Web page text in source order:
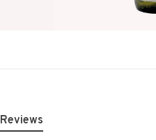
Reviews